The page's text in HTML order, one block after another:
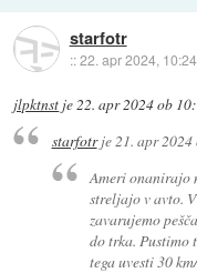
starfotr
::22. apr 2024, 10:24
jlpktnst je22. apr 2024 ob
starfotrje21. apr
Ameri onanirajo
streljajo v avto.
zavarujemo
do trka. Pustimo
tega uvesti 30